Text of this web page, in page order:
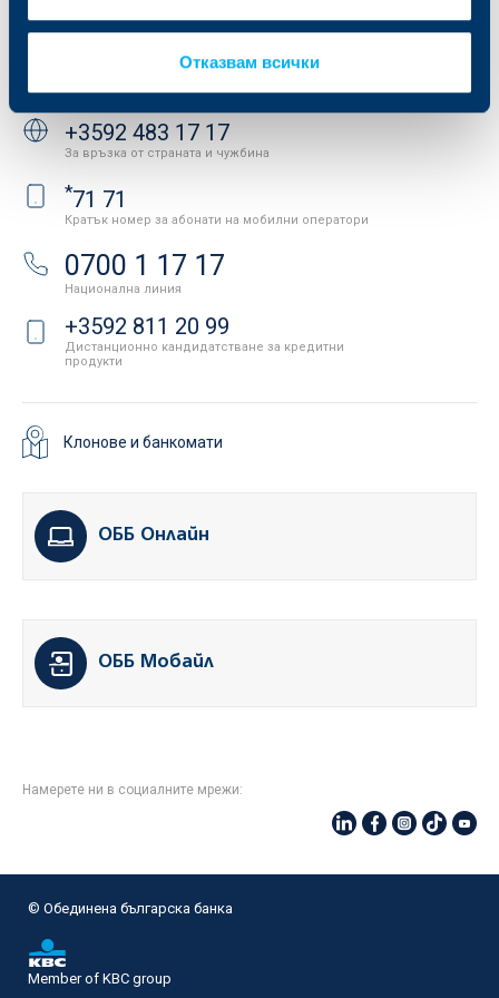
Отказвам всички
Контакти
API портал за разработчици
+3592 483 17 17
За връзка от страната и чужбина
*71 71
Кратък номер за абонати на мобилни оператори
0700 1 17 17
Национална линия
+3592 811 20 99
Дистанционно кандидатстване за кредитни
продукти
Клонове и банкомати
ОББ Онлайн
ОББ Мобайл
Намерете ни в социалните мрежи:
© Oбединена българска банка
Member of KBC group